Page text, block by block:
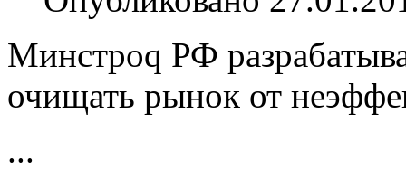
Минстроq РФ
очищать рынок от
...